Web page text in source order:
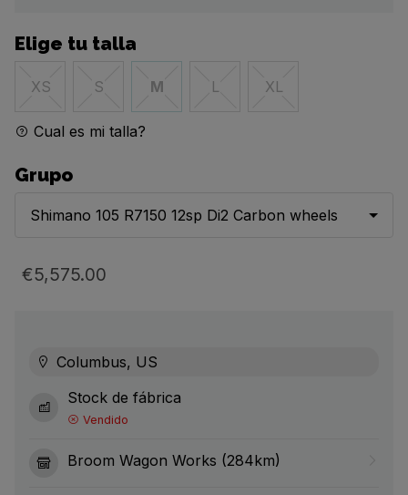
Elige tu talla
XS S M L XL
Cual es mi talla?
Grupo
Shimano 105 R7150 12sp Di2 Carbon wheels
€5,575.00
Columbus, US
Stock de fábrica
Vendido
Broom Wagon Works (284km)